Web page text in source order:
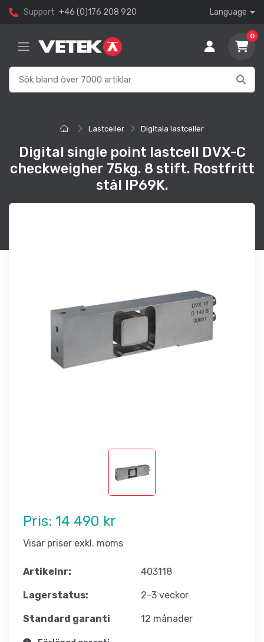
Support +46 (0)176 208 920 Language
0
Lastceller Digitala lastceller
Digital single point lastcell DVX-C
checkweigher 75kg. 8 stift. Rostfritt
stål IP69K.
Pris: 14 490 kr
Visar priser exkl. moms
Artikelnr: 403118
Lagerstatus: 2-3 veckor
Standard garanti 12 månader